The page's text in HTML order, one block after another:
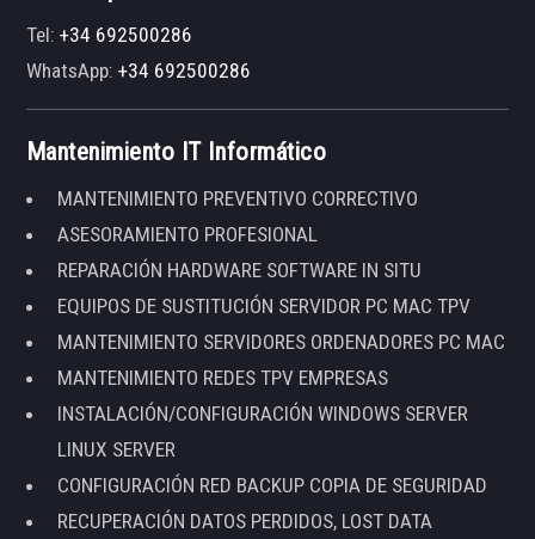
Tel:+34 692500286
WhatsApp:+34 692500286
Mantenimiento IT Informático
MANTENIMIENTO PREVENTIVO CORRECTIVO
ASESORAMIENTO PROFESIONAL
REPARACIÓN HARDWARE SOFTWARE IN SITU
EQUIPOS DE SUSTITUCIÓN SERVIDOR PC MAC TPV
MANTENIMIENTO SERVIDORES ORDENADORES PC MAC
MANTENIMIENTO REDES TPV EMPRESAS
INSTALACIÓN/CONFIGURACIÓN WINDOWS SERVER
LINUX SERVER
CONFIGURACIÓN RED BACKUP COPIA DE SEGURIDAD
RECUPERACIÓN DATOS PERDIDOS, LOST DATA